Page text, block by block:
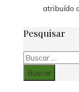
atribuído
Pesquisar
Buscar: